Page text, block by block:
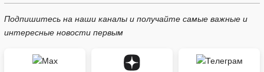
Подпишитесь на наши каналы и получайте самые важные и
интересные новости первым